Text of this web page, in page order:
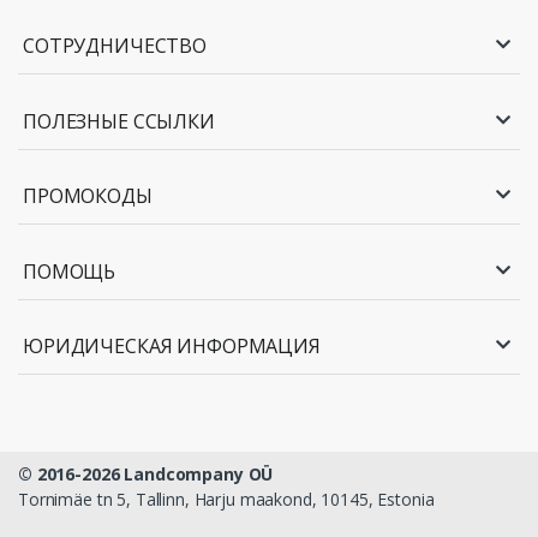
СОТРУДНИЧЕСТВО
ПОЛЕЗНЫЕ ССЫЛКИ
ПРОМОКОДЫ
ПОМОЩЬ
ЮРИДИЧЕСКАЯ ИНФОРМАЦИЯ
© 2016-2026 Landcompany OÜ
Tornimäe tn 5, Tallinn, Harju maakond, 10145, Estonia